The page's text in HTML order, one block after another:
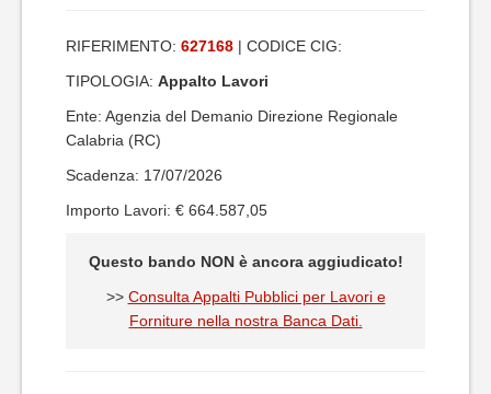
RIFERIMENTO: 627168 | CODICE CIG:
TIPOLOGIA: Appalto Lavori
Ente: Agenzia del Demanio Direzione Regionale
Calabria (RC)
Scadenza: 17/07/2026
Importo Lavori: € 664.587,05
Questo bando NON è ancora aggiudicato!
>> Consulta Appalti Pubblici per Lavori e
Forniture nella nostra Banca Dati.